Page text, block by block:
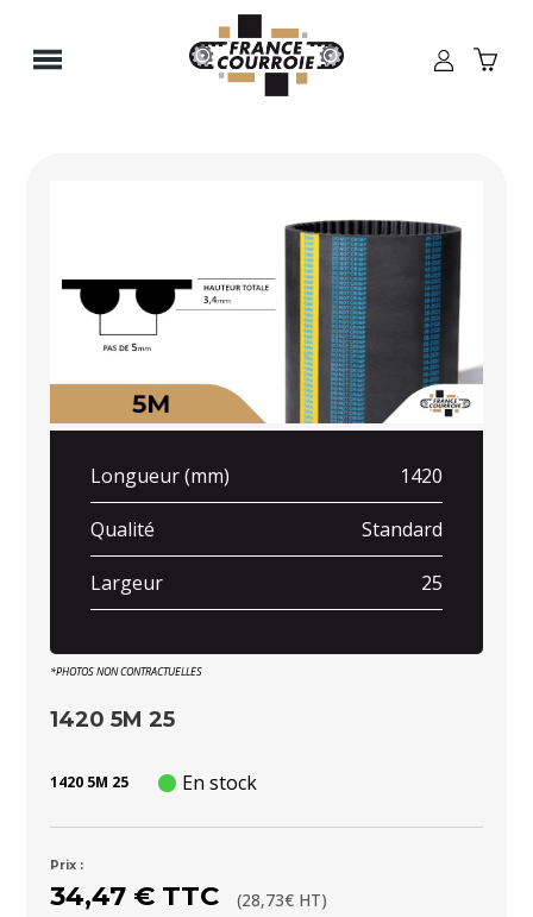
Longueur (mm) 1420
Qualité Standard
Largeur 25
*PHOTOS NON CONTRACTUELLES
1420 5M 25
1420 5M 25 En stock
Prix :
34,47 € TTC (28,73€ HT)
Panneau de gestion des cookies